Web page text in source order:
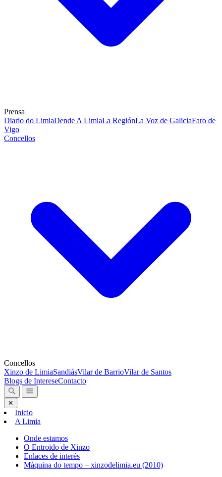
Prensa
Diario do LimiaDende A LimiaLa RegiónLa Voz de GaliciaFaro de
Vigo
Concellos
Concellos
Xinzo de LimiaSandiásVilar de BarrioVilar de Santos
Blogs de IntereseContacto
✕
Inicio
A Limia
Onde estamos
O Entroido de Xinzo
Enlaces de interés
Máquina do tempo – xinzodelimia.eu (2010)